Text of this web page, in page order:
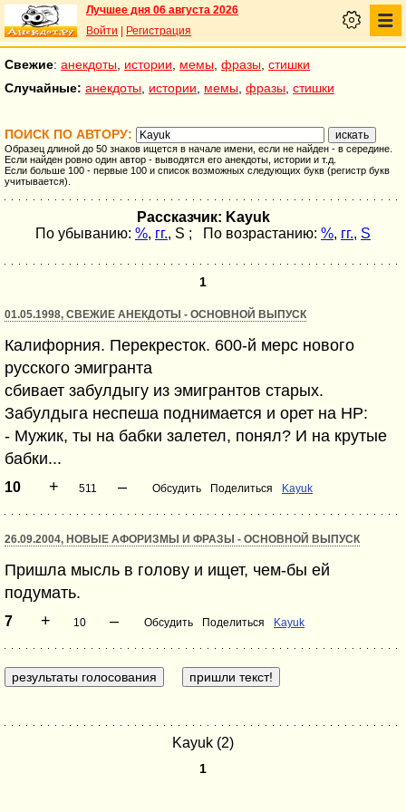
Лучшее дня 06 августа 2026
Войти
Регистрация
Свежие: анекдоты истории мемы фразы стишки
Случайные: анекдоты истории мемы фразы стишки
ПОИСК ПО АВТОРУ:
Образец длиной до 50 знаков ищется в начале имени, если не найден - в середине.
Если найден ровно один автор - выводятся его анекдоты, истории и т.д.
Если больше 100 - первые 100 и список возможных следующих букв (регистр букв
учитывается).
Рассказчик: Kayuk
По убыванию: %, гг., S ; По возрастанию: %, гг., S
1
01.05.1998, СВЕЖИЕ АНЕКДОТЫ - ОСНОВНОЙ ВЫПУСК
Калифорния. Перекресток. 600-й мерс нового
русского эмигранта
сбивает забулдыгу из эмигрантов старых.
Забулдыга неспеша поднимается и орет на НР:
- Мужик, ты на бабки залетел, понял? И на крутые
бабки...
10 + 511 – Обсудить Поделиться Kayuk
26.09.2004, НОВЫЕ АФОРИЗМЫ И ФРАЗЫ - ОСНОВНОЙ ВЫПУСК
Пришла мысль в голову и ищет, чем-бы ей
подумать.
7 + 10 – Обсудить Поделиться Kayuk
Kayuk (2)
1